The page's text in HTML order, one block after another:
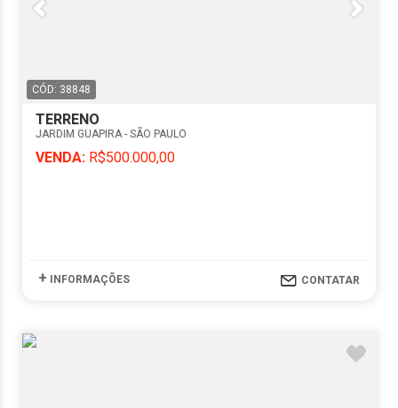
CÓD: 38848
TERRENO
JARDIM GUAPIRA - SÃO PAULO
VENDA: R$500.000,00
+ INFORMAÇÕES CONTATAR